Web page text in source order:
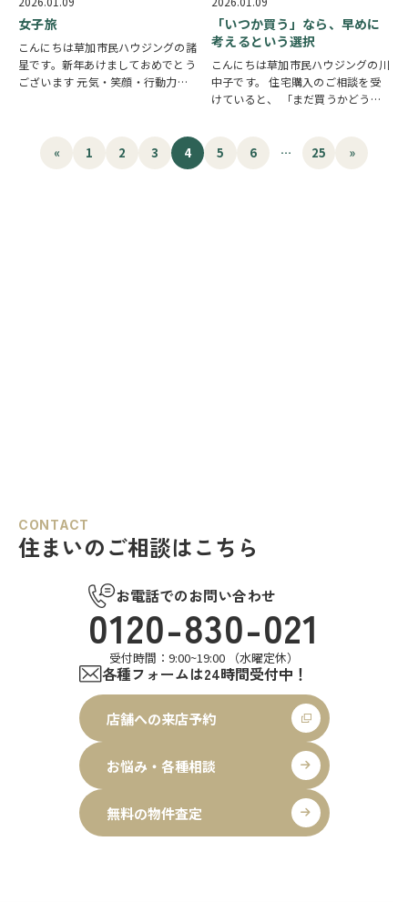
と メールの中身をサラ～っとみた
ら・・・ 私のフ…
たのは、ランチセット。ベーコンチ
ーズのホットサンドと…
女子旅
こんにちは草加市民ハウジングの諸
星です。新年あけましておめでとう
ございます 元気・笑顔・行動力
よろしくお願いします！ 皆さまは
お正月いかがお過ごしでしたか？私
は、年末に箱根…
「いつか買う」なら、早めに
考えるという選択
こんにちは草加市民ハウジングの川
中子です。 住宅購入のご相談を受
けていると、 「まだ買うかどうか
もいいかなと思っていて」と、いう
声をよく耳にします。 確かに、住
宅は人生で最も大きな買い物の一
« 1 2 3 4 5 6 … 25 »
CONTACT
住まいのご相談はこちら
お電話でのお問い合わせ
0120-830-021
受付時間：9:00~19:00 （水曜定休）
各種フォームは24時間受付中！
店舗への来店予約
お悩み・各種相談
無料の物件査定